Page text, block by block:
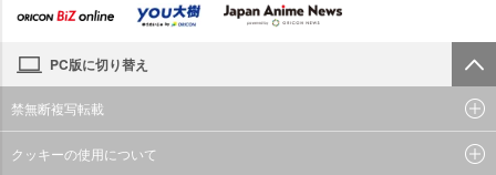
PC版に切り替え
禁無断複写転載
クッキーの使用について